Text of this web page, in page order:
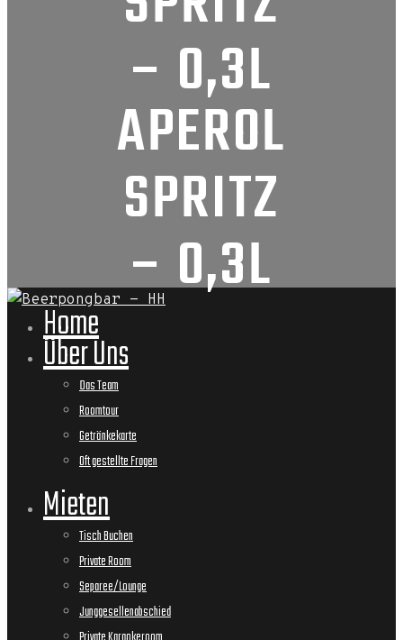
– 0,3L
APEROL
SPRITZ
– 0,3L
Home
Über Uns
Das Team
Roomtour
Getränkekarte
Oft gestellte Fragen
Mieten
Tisch Buchen
Private Room
Separee/Lounge
Junggesellenabschied